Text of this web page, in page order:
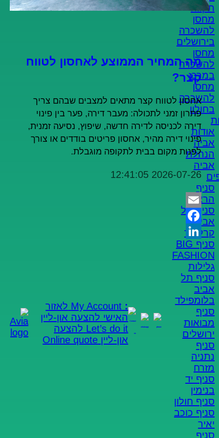
:
My Account לאזור
האישי להצעה און-ליין
Let’s do it להצעה
און-ליין Online quote
תקווה
מחסן
להשכרה
בירושלים
מחסן
להשכרה
במרכז
מחסן
להשכרה
בחולון
אודות
אביה
הנהלת
אביה
סניף
הראל
סניף תל
אביב
קרליבך
סניף BIG
FASHION
גלילות
סניף תל
אביב
בלומפילד
סניף
מבואות
ירושלים
סניף
נתניה
מזרח
סניף יד
בנימין
סניף חולון
סניף כוכב
יאיר
סניף
מה המחיר הממוצע לאחסון לטווח
קצר?
אחסון לטווח קצר מתאים למצבים שבהם צריך
פתרון זמני לתכולה: מעבר דירה, פער בין פינוי
דירה לכניסה לדירה חדשה, שיפוץ, נסיעה זמנית,
פינוי דירה מהיר, אחסון פריטים בודדים או צורך
לפנות מקום בבית לתקופה מוגבלת.
2026-07-26 12:41:05
Email
Facebook
LinkedIn
איך למצוא פתרון אחסון אמין לטווח
ארוך?